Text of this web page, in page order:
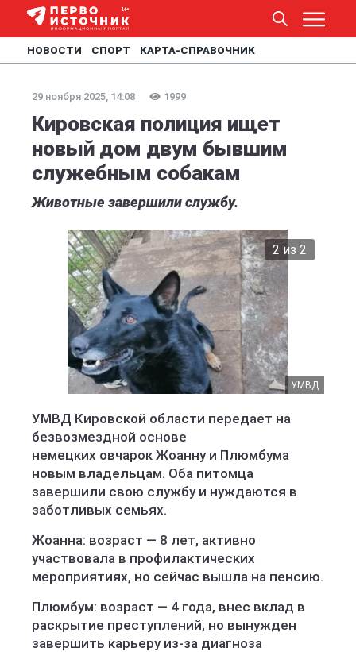
НОВОСТИ СПОРТ КАРТА-СПРАВОЧНИК
29 ноября 2025, 14:08 1999
Кировская полиция ищет
новый дом двум бывшим
служебным собакам
Животные завершили службу.
2 из 2
УМВД по Кировской области
УМВД
УМВД Кировской области передает на
безвозмездной основе
немецких овчарок Жоанну и Плюмбума
новым владельцам. Оба питомца
завершили свою службу и нуждаются в
заботливых семьях.
Жоанна: возраст — 8 лет, активно
участвовала в профилактических
мероприятиях, но сейчас вышла на пенсию.
Плюмбум: возраст — 4 года, внес вклад в
раскрытие преступлений, но вынужден
завершить карьеру из-за диагноза